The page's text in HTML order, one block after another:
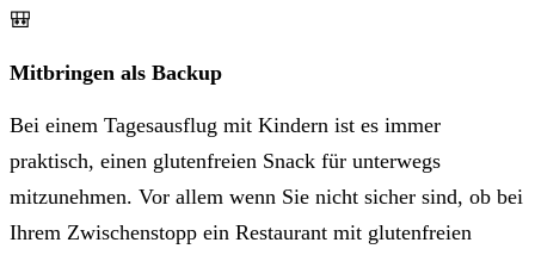
🎒
Mitbringen als Backup
Bei einem Tagesausflug mit Kindern ist es immer
praktisch, einen glutenfreien Snack für unterwegs
mitzunehmen. Vor allem wenn Sie nicht sicher sind, ob bei
Ihrem Zwischenstopp ein Restaurant mit glutenfreien